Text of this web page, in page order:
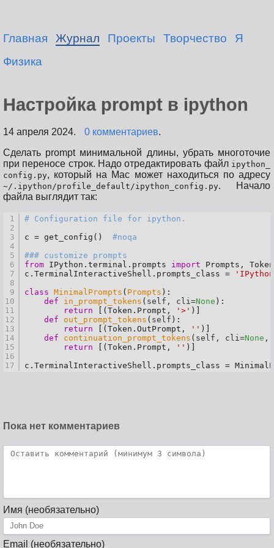
Главная Журнал Проекты Творчество
Я
Физика
Настройка prompt в ipython
14 апреля 2024. 0 комментариев.
Сделать prompt минимальной длины, убрать многоточие
при переносе строк. Надо отредактировать файл ipython_
config.py, который на Mac может находиться по адресу
~/.ipython/profile_default/ipython_config.py. Начало
файла выглядит так:
1
2
3
4
5
6
7
8
9
10
11
12
13
14
15
16
17
# Configuration file for ipython.
c = get_config() #noqa
### customize prompts
from IPython.terminal.prompts import Prompts, Token
c.TerminalInteractiveShell.prompts_class =
class MinimalPrompts ( Prompts ):
def
in_prompt_tokens ( self, cli=None ):
return [(Token.Prompt, '>' )]
def
out_prompt_tokens ( self ):
return [(Token.OutPrompt, '' )]
def
continuation_prompt_tokens ( self, cli=None ,
return [(Token.Prompt, '' )]
c.TerminalInteractiveShell.prompts_class =
Пока нет комментариев
Имя (необязательно)
Email (необязательно)